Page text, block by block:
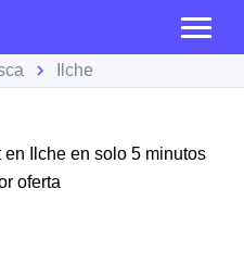
Ilche
Ilche en solo 5 minutos
oferta